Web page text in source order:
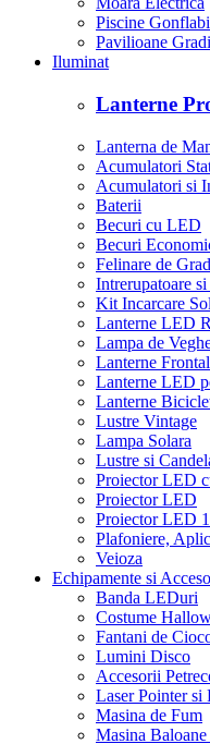
Moara Electrica
Piscine
Pavilioane
Lanterna de
Acumulatori
Acumulatori si
Baterii
Becuri cu LED
Becuri
Felinare de
Intrerupatoare si
Kit Incarcare
Lanterne LED
Lampa de
Lanterne
Lanterne LED
Lanterne
Lustre Vintage
Lampa Solara
Lustre si
Proiector LED
Proiector LED
Proiector LED
Plafoniere,
Veioza
Echipamente si
Banda LEDuri
Costume
Fantani de
Lumini Disco
Accesorii
Laser Pointer si
Masina de Fum